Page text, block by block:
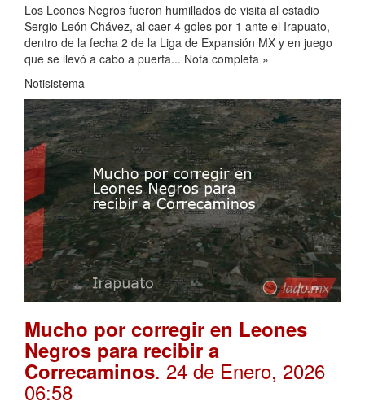
Los Leones Negros fueron humillados de visita al estadio
Sergio León Chávez, al caer 4 goles por 1 ante el Irapuato,
dentro de la fecha 2 de la Liga de Expansión MX y en juego
que se llevó a cabo a puerta... Nota completa »
Notisistema
Mucho por corregir en Leones
Negros para recibir a
Correcaminos. 24 de Enero, 2026
06:58